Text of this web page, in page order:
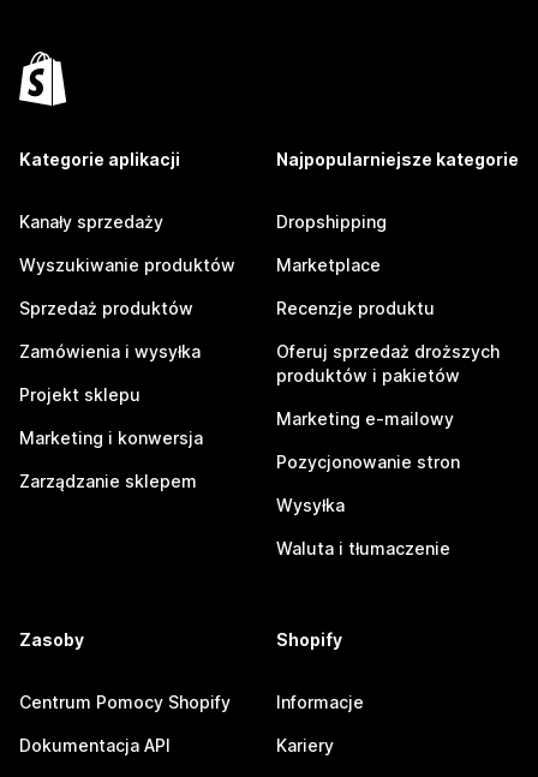
Kategorie aplikacji
Kanały sprzedaży
Wyszukiwanie produktów
Sprzedaż produktów
Zamówienia i wysyłka
Projekt sklepu
Marketing i konwersja
Zarządzanie sklepem
Najpopularniejsze kategorie
Dropshipping
Marketplace
Recenzje produktu
Oferuj sprzedaż droższych
produktów i pakietów
Marketing e-mailowy
Pozycjonowanie stron
Wysyłka
Waluta i tłumaczenie
Zasoby
Centrum Pomocy Shopify
Dokumentacja API
Shopify
Informacje
Kariery